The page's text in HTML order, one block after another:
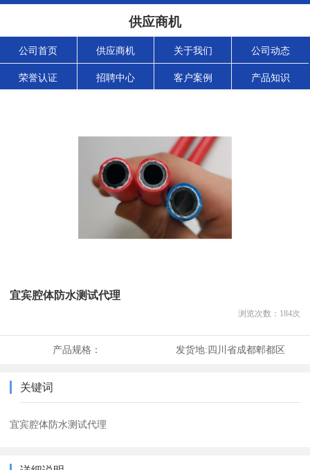
供应商机
公司首页 供应商机 关于我们 公司动态
荣誉认证 招聘中心 客户案例 产品知识
宜宾腔体防水测试代理
浏览次数： 184次
产品规格： 发货地:四川省成都郫都区
关键词
宜宾腔体防水测试代理